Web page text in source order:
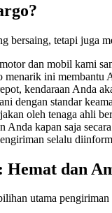
bersaing, tetapi juga
dan mobil kami
menarik ini membantu
kendaraan Anda
dengan standar
oleh tenaga ahli
Anda kapan saja
selalu
dan
utama